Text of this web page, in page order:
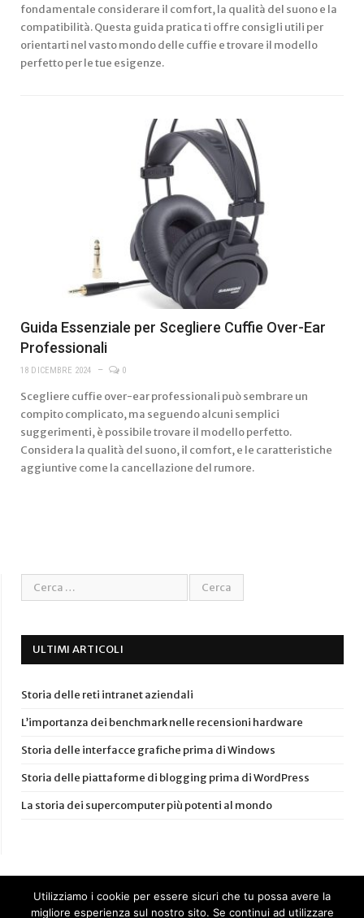
fondamentale considerare il comfort, la qualità del suono e la
compatibilità. Questa guida pratica ti offre consigli utili per
orientarti nel vasto mondo delle cuffie e trovare il modello
perfetto per le tue esigenze.
Guida Essenziale per Scegliere Cuffie Over-Ear
Professionali
18 DICEMBRE 2024 0
Scegliere cuffie over-ear professionali può sembrare un
compito complicato, ma seguendo alcuni semplici
suggerimenti, è possibile trovare il modello perfetto.
Considera la qualità del suono, il comfort, e le caratteristiche
aggiuntive come la cancellazione del rumore.
ULTIMI ARTICOLI
Storia delle reti intranet aziendali
L’importanza dei benchmark nelle recensioni hardware
Storia delle interfacce grafiche prima di Windows
Storia delle piattaforme di blogging prima di WordPress
La storia dei supercomputer più potenti al mondo
Utilizziamo i cookie per essere sicuri che tu possa avere la
migliore esperienza sul nostro sito. Se continui ad utilizzare